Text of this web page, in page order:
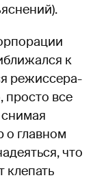
к
режиссера-
все
о главном
что
клепать